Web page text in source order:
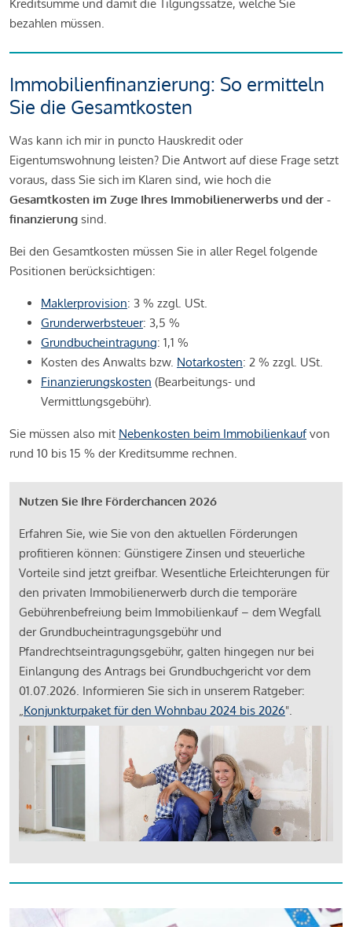
Kreditsumme und damit die Tilgungssätze, welche Sie
bezahlen müssen.
Immobilienfinanzierung: So ermitteln
Sie die Gesamtkosten
Was kann ich mir in puncto Hauskredit oder
Eigentumswohnung leisten? Die Antwort auf diese Frage setzt
voraus, dass Sie sich im Klaren sind, wie hoch die
Gesamtkosten im Zuge Ihres Immobilienerwerbs und der -
finanzierung sind.
Bei den Gesamtkosten müssen Sie in aller Regel folgende
Positionen berücksichtigen:
Maklerprovision: 3 % zzgl. USt.
Grunderwerbsteuer: 3,5 %
Grundbucheintragung: 1,1 %
Kosten des Anwalts bzw. Notarkosten: 2 % zzgl. USt.
Finanzierungskosten (Bearbeitungs- und
Vermittlungsgebühr).
Sie müssen also mit Nebenkosten beim Immobilienkaufvon
rund 10 bis 15 % der Kreditsumme rechnen.
Nutzen Sie Ihre Förderchancen 2026
Erfahren Sie, wie Sie von den aktuellen Förderungen
profitieren können: Günstigere Zinsen und steuerliche
Vorteile sind jetzt greifbar. Wesentliche Erleichterungen für
den privaten Immobilienerwerb durch die temporäre
Gebührenbefreiung beim Immobilienkauf – dem Wegfall
der Grundbucheintragungsgebühr und
Pfandrechtseintragungsgebühr, galten hingegen nur bei
Einlangung des Antrags bei Grundbuchgericht vor dem
01.07.2026. Informieren Sie sich in unserem Ratgeber:
„Konjunkturpaket für den Wohnbau 2024 bis 2026".